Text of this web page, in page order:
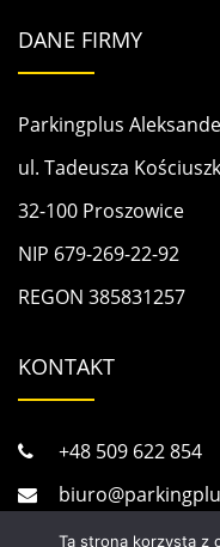
DANE FIRMY
Parkingplus
ul. Tadeusza
32-100 Proszowice
NIP 679-269-22-92
REGON 385831257
KONTAKT
+48 509 622 854
Ta strona korzysta z